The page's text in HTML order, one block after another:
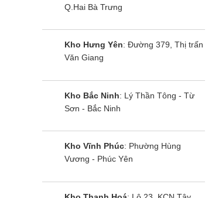
Q.Hai Bà Trưng
Kho Hưng Yên: Đường 379, Thị trấn
Văn Giang
Kho Bắc Ninh: Lý Thần Tông - Từ
Sơn - Bắc Ninh
Kho Vĩnh Phúc: Phường Hùng
Vương - Phúc Yên